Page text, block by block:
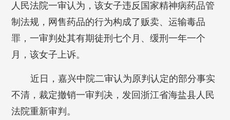
人民法院一审认为，该女子违反国家精神病药品管
制法规，网售药品的行为构成了贩卖、运输毒品
罪，一审判处其有期徒刑七个月、缓刑一年一个
月，该女子上诉。
近日，嘉兴中院二审认为原判认定的部分事实
不清，裁定撤销一审判决，发回浙江省海盐县人民
法院重新审判。